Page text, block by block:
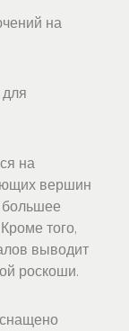
на
на
вершин
большее
того,
выводит
роскоши.